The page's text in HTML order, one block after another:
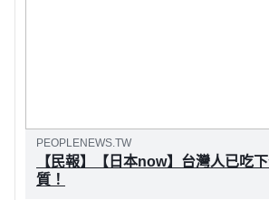
PEOPLENEWS.TW
【民報】【日本now】台灣人已吃
質！